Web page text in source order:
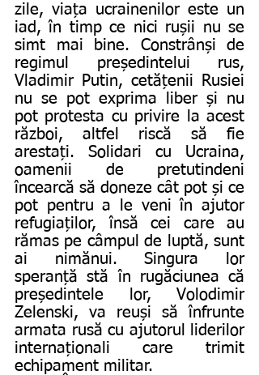
zile, viața ucrainenilor este un
iad, în timp ce nici rușii nu se
simt mai bine. Constrânși de
regimul președintelui rus,
Vladimir Putin, cetățenii Rusiei
nu se pot exprima liber și nu
pot protesta cu privire la acest
război, altfel riscă să fie
arestați. Solidari cu Ucraina,
oamenii de pretutindeni
încearcă să doneze cât pot și ce
pot pentru a le veni în ajutor
refugiaților, însă cei care au
rămas pe câmpul de luptă, sunt
ai nimănui. Singura lor
speranță stă în rugăciunea că
președintele lor, Volodimir
Zelenski, va reuși să înfrunte
armata rusă cu ajutorul liderilor
internaționali care trimit
echipament militar.